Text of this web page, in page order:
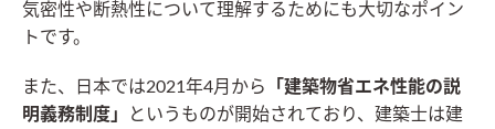
気密性や断熱性について理解するためにも大切なポイン
トです。
また、日本では2021年4月から
「建築物省エネ性能の説
明義務制度」
というものが開始されており、建築士は建